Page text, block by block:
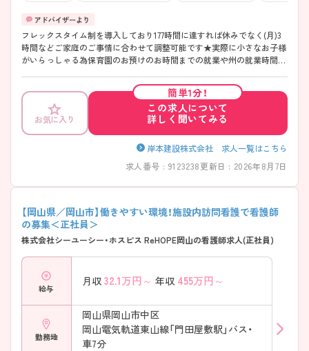
フレックスタイム制を導入しており177時間に達すれば休みでなく(月)3
時間などご家庭のご事情に合わせて調整可能です★実際に小さなお子様
がいらっしゃる為保育園のお預けのお時間までの就業や州の就業時間を
ています！20代～50代まで幅広い世代の看護師様が活躍中で横の繋がり
もできている温かい雰囲気のステーションです！直行直帰も可能な日勤
のみでの就業でワークライフバランスも取りやすいですよ！ご面談だけ
でなく、ご見学もご相談可能なオープンな法人ですので在宅分野にご興
味おありな方は是非ご相談ください！
お気に入り
簡単1分！
この求人について
詳しく聞いてみる
岸本建設株式会社 求人一覧はこちら
求人番号 : 9123238更新日 : 2026年8月7日
【岡山県／岡山市】働きやすい環境！施設内訪問看護で看護師
の募集＜正社員＞
株式会社シーユーシー・ホスピス ReHOPE岡山の看護師求人(正社員)
給与
月収 32.1万円～ 年収 455万円～
勤務地
岡山県岡山市中区
岡山電気軌道東山線「門田屋敷駅」バス・
車7分